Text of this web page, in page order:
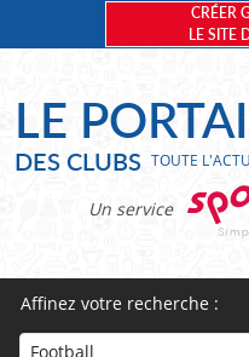
Panneau de gestion des
Affinez votre recherche :
LE
DES CLUBS TOUTE
Un service
CRÉER
LE SITE